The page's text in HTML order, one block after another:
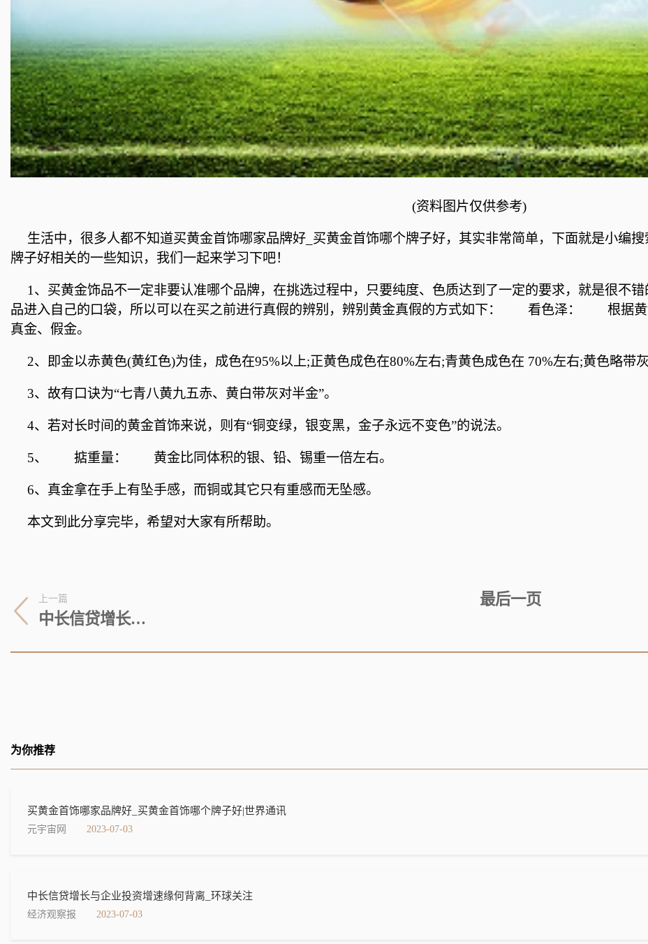
(资料图片仅供参考)
生活中，很多人都不知道买黄金首饰哪家品牌好_买黄金首饰哪个牌子好，其实非常简单，下面就是小编
牌子好相关的一些知识，我们一起来学习下吧！
1、买黄金饰品不一定非要认准哪个品牌，在挑选过程中，只要纯度、色质达到了一定的要求，就是很不
品进入自己的口袋，所以可以在买之前进行真假的辨别，辨别黄金真假的方式如下： 看色泽： 根据黄
真金、假金。
2、即金以赤黄色(黄红色)为佳，成色在95%以上;正黄色成色在80%左右;青黄色成色在 70%左右;黄色略带
3、故有口诀为“七青八黄九五赤、黄白带灰对半金”。
4、若对长时间的黄金首饰来说，则有“铜变绿，银变黑，金子永远不变色”的说法。
5、 掂重量： 黄金比同体积的银、铅、锡重一倍左右。
6、真金拿在手上有坠手感，而铜或其它只有重感而无坠感。
本文到此分享完毕，希望对大家有所帮助。
上一篇
中长信贷增长与企业投资增速缘何背离_环球关注
最后一页
为你推荐
买黄金首饰哪家品牌好_买黄金首饰哪个牌子好|世界通讯
元宇宙网 2023-07-03
中长信贷增长与企业投资增速缘何背离_环球关注
经济观察报 2023-07-03